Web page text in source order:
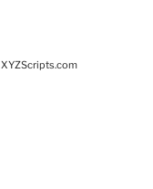
XYZScripts.com